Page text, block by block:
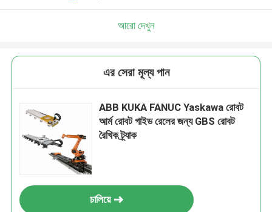
আরো দেখুন
এর সেরা মূল্য পান
ABB KUKA FANUC Yaskawa রোবট
আর্ম রোবট গাইড রেলের জন্য GBS রোবট
রৈখিক ট্র্যাক
চালিয়ে